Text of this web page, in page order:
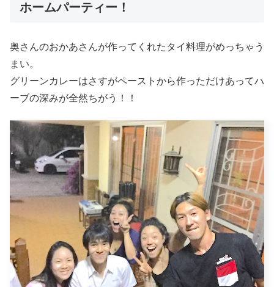
ホームパーティー！
奥さんのおかあさんが作ってくれたタイ料理がめっちゃう
まい。
グリーンカレーはさすがペーストから作っただけあってハ
ーブの深みが全然ちがう！！